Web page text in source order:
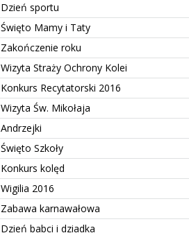
Dzień sportu
Święto Mamy i Taty
Zakończenie roku
Wizyta Straży Ochrony Kolei
Konkurs Recytatorski 2016
Wizyta Św. Mikołaja
Andrzejki
Święto Szkoły
Konkurs kolęd
Wigilia 2016
Zabawa karnawałowa
Dzień babci i dziadka